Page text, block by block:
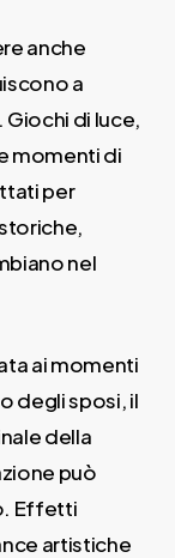
anche
a
di luce,
momenti di
per
nel
ai momenti
degli sposi, il
della
può
Effetti
artistiche